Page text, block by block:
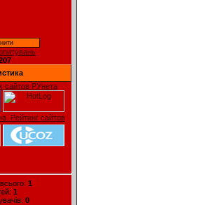
сайтов РУнета
1
1
0